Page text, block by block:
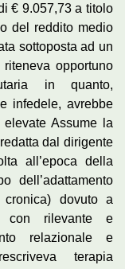
€ 9.057,73 a titolo
del reddito medio
sottoposta ad un
opportuno
in quanto,
infedele, avrebbe
Assume la
dal dirigente
all’epoca della
dell’adattamento
cronica) dovuto a
con rilevante e
relazionale e
terapia